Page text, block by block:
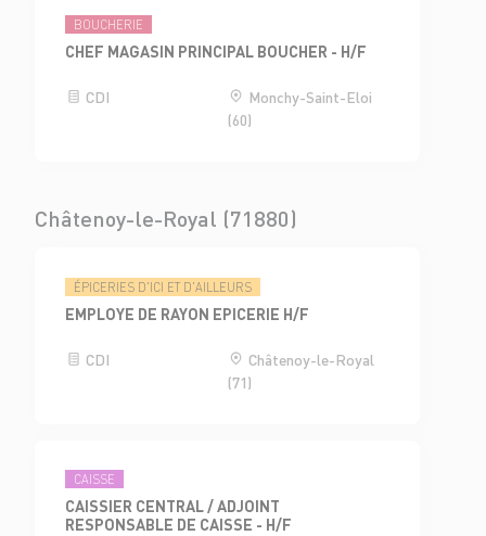
BOUCHERIE
CHEF MAGASIN PRINCIPAL BOUCHER - H/F
CDI
Monchy-Saint-Eloi
(60)
Châtenoy-le-Royal (71880)
ÉPICERIES D'ICI ET D'AILLEURS
EMPLOYE DE RAYON EPICERIE H/F
CDI
Châtenoy-le-Royal
(71)
CAISSE
CAISSIER CENTRAL / ADJOINT
RESPONSABLE DE CAISSE - H/F